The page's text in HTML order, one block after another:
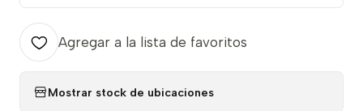
Agregar a la lista de favoritos
Mostrar stock de ubicaciones